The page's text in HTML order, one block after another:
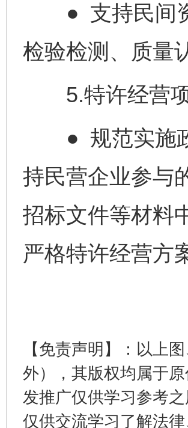
● 支持民间资
检验检测、质量
5.特许经营
● 规范实施政
持民营企业参与
招标文件等材料
严格特许经营方
【免责声明】：以上
外），其版权均属于
发推广仅供学习参考
仅供交流学习了解法
千年窑火 生生不息